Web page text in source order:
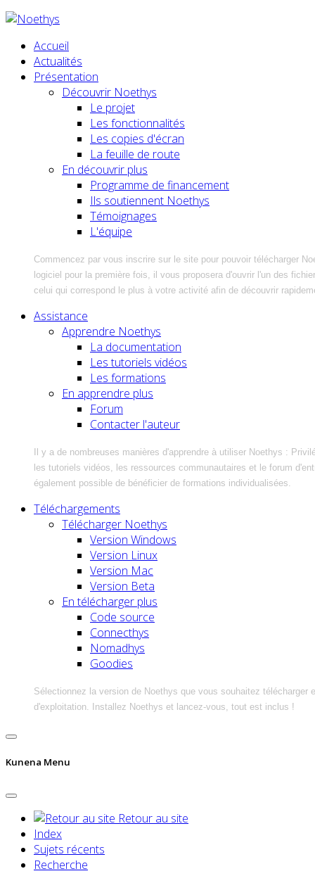
Accueil
Actualités
Présentation
Découvrir Noethys
Le projet
Les fonctionnalités
Les copies d'écran
La feuille de route
En découvrir plus
Programme de financement
Ils soutiennent Noethys
Témoignages
L'équipe
Commencez par vous inscrire sur le site pour pouvoir télécharger
logiciel pour la première fois, il vous proposera d'ouvrir l'un des
celui qui correspond le plus à votre activité afin de découvrir
Assistance
Apprendre Noethys
La documentation
Les tutoriels vidéos
Les formations
En apprendre plus
Forum
Contacter l'auteur
Il y a de nombreuses manières d'apprendre à utiliser Noethys :
les tutoriels vidéos, les ressources communautaires et le forum
également possible de bénéficier de formations individualisées.
Téléchargements
Télécharger Noethys
Version Windows
Version Linux
Version Mac
Version Beta
En télécharger plus
Code source
Connecthys
Nomadhys
Goodies
Sélectionnez la version de Noethys que vous souhaitez télécharger
d'exploitation. Installez Noethys et lancez-vous, tout est inclus !
Kunena Menu
Retour au site
Index
Sujets récents
Recherche